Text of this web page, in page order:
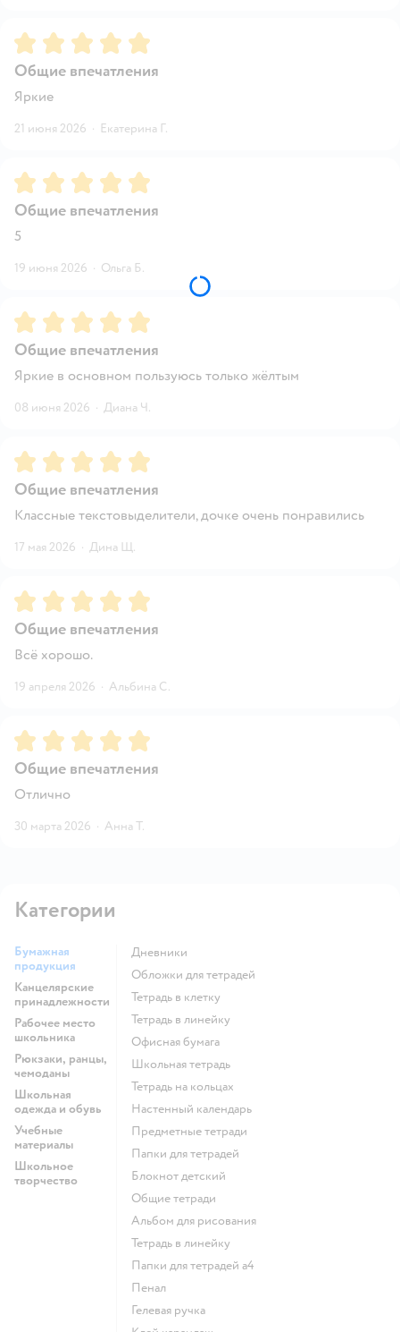
Рейтинг:5
Общие впечатления
Яркие
21 июня 2026 · Екатерина Г.
Рейтинг:5
Общие впечатления
5
19 июня 2026 · Ольга Б.
Рейтинг:5
Общие впечатления
Яркие в основном пользуюсь только жёлтым
08 июня 2026 · Диана Ч.
Рейтинг:5
Общие впечатления
Классные текстовыделители, дочке очень понравились
17 мая 2026 · Дина Щ.
Рейтинг:5
Общие впечатления
Всё хорошо.
19 апреля 2026 · Альбина С.
Рейтинг:5
Общие впечатления
Отлично
30 марта 2026 · Анна Т.
Категории
Бумажная
продукция
Канцелярские
принадлежности
Рабочее место
школьника
Рюкзаки, ранцы,
чемоданы
Школьная
одежда и обувь
Учебные
материалы
Школьное
творчество
Дневники
Обложки для тетрадей
Тетрадь в клетку
Тетрадь в линейку
Офисная бумага
Школьная тетрадь
Тетрадь на кольцах
Настенный календарь
Предметные тетради
Папки для тетрадей
Блокнот детский
Общие тетради
Альбом для рисования
Тетрадь в линейку
Папки для тетрадей а4
Пенал
Гелевая ручка